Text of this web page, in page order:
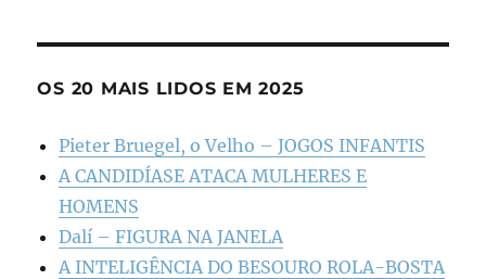
OS 20 MAIS LIDOS EM 2025
Pieter Bruegel, o Velho – JOGOS INFANTIS
A CANDIDÍASE ATACA MULHERES E
HOMENS
Dalí – FIGURA NA JANELA
A INTELIGÊNCIA DO BESOURO ROLA-BOSTA